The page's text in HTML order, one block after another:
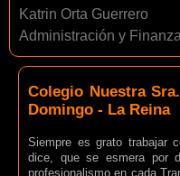
Katrin Orta Guerrero
Administración y
Colegio Nuestra
Domingo - La Reina
Siempre es grato trabajar
dice, que se esmera por
profesionalismo en cada